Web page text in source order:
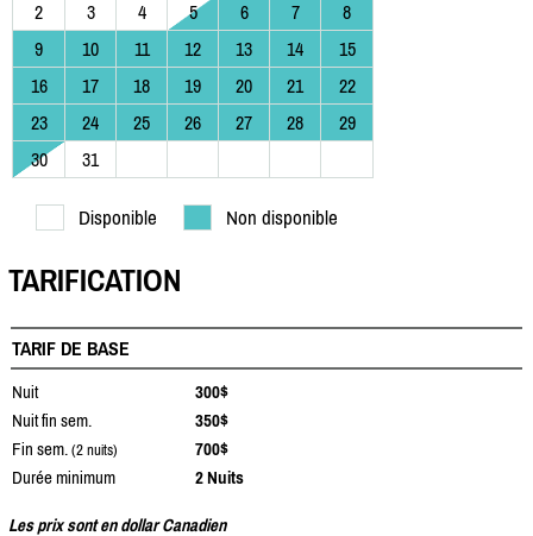
2
3 4 5 6 7
8
9
10 11 12 13 14
15
16
17 18 19 20 21
22
23
24 25 26 27 28
29
30
31
Disponible Non disponible
TARIFICATION
TARIF DE BASE
Nuit
300$
Nuit fin sem.
350$
Fin sem. (2 nuits)
700$
Durée minimum
2 Nuits
Les prix sont en dollar Canadien